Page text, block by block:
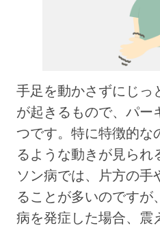
手足を動かさずにじっ
が起きるもので、パー
つです。特に特徴的な
るような動きが見られ
ソン病では、片方の手
ることが多いのですが
病を発症した場合、震